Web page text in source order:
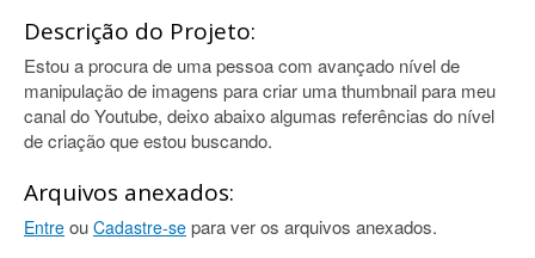
Descrição do Projeto:
Estou a procura de uma pessoa com avançado nível de
manipulação de imagens para criar uma thumbnail para meu
canal do Youtube, deixo abaixo algumas referências do nível
de criação que estou buscando.
Arquivos anexados:
Entre ou Cadastre-se para ver os arquivos anexados.